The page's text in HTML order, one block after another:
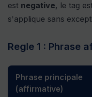
est negative, le tag
s'applique sans
Regle 1 : Phrase
Phrase principale
(affirmative)